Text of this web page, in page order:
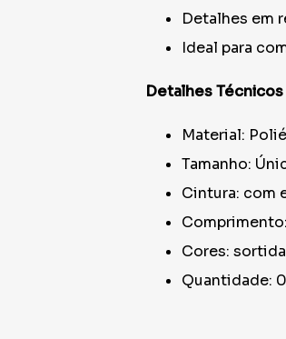
Detalhes em
Ideal para
Detalhes Técnicos
Material:
Tamanho:
Cintura: com
Cores:
Quantidade: